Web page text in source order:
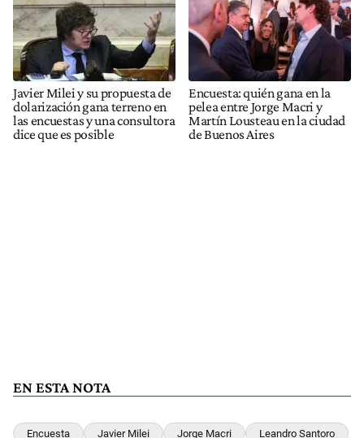
Javier Milei y su propuesta de
dolarización gana terreno en
las encuestas y una consultora
dice que es posible
Encuesta: quién gana en la
pelea entre Jorge Macri y
Martín Lousteau en la ciudad
de Buenos Aires
EN ESTA NOTA
Encuesta Javier Milei Jorge Macri Leandro Santoro